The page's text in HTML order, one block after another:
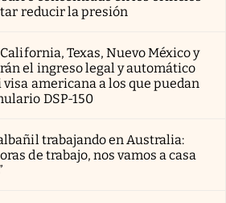
reducir la presión
Texas, Nuevo México y
el ingreso legal y automático
americana a los que puedan
DSP-150
trabajando en Australia:
de trabajo, nos vamos a casa